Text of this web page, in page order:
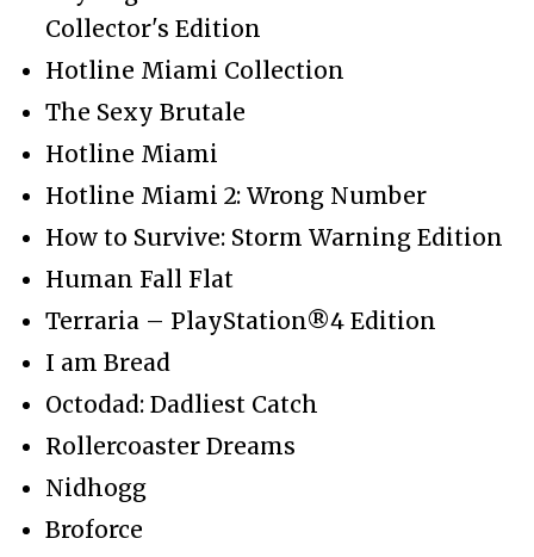
Collector's Edition
Hotline Miami Collection
The Sexy Brutale
Hotline Miami
Hotline Miami 2: Wrong Number
How to Survive: Storm Warning Edition
Human Fall Flat
Terraria – PlayStation®4 Edition
I am Bread
Octodad: Dadliest Catch
Rollercoaster Dreams
Nidhogg
Broforce